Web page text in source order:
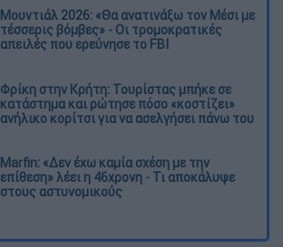
Μουντιάλ 2026: «Θα ανατινάξω τον Μέσι με
τέσσερις βόμβες» - Οι τρομοκρατικές
απειλές που ερεύνησε το FBI
Φρίκη στην Κρήτη: Τουρίστας μπήκε σε
κατάστημα και ρώτησε πόσο «κοστίζει»
ανήλικο κορίτσι για να ασελγήσει πάνω του
Marfin: «Δεν έχω καμία σχέση με την
επίθεση» λέει η 46χρονη - Τι αποκάλυψε
στους αστυνομικούς